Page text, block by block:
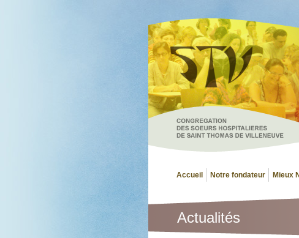
Accueil Notre fondateur Mieux
Actualités